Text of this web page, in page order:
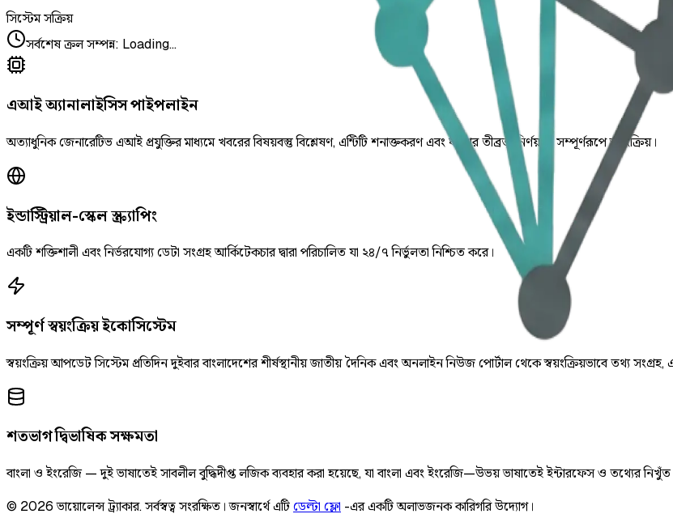
সিস্টেম সক্রিয়
সর্বশেষ ক্রল সম্পন্ন: Loading...
এআই অ্যানালাইসিস পাইপলাইন
অত্যাধুনিক জেনারেটিভ এআই প্রযুক্তির মাধ্যমে খবরের বিষয়বস্তু বিশ্লেষণ, এন্টিটি শনাক্তকরণ এবং ঘটনার তীব্রতা নির্ণয় যা সম্পূর্ণরূপে স্বয়ংক্রিয়।
ইন্ডাস্ট্রিয়াল-স্কেল স্ক্র্যাপিং
একটি শক্তিশালী এবং নির্ভরযোগ্য ডেটা সংগ্রহ আর্কিটেকচার দ্বারা পরিচালিত যা ২৪/৭ নির্ভুলতা নিশ্চিত করে।
সম্পূর্ণ স্বয়ংক্রিয় ইকোসিস্টেম
স্বয়ংক্রিয় আপডেট সিস্টেম প্রতিদিন দুইবার বাংলাদেশের শীর্ষস্থানীয় জাতীয় দৈনিক এবং অনলাইন নিউজ পোর্টাল থেকে স্বয়ংক্রিয়ভাবে তথ্য
শতভাগ দ্বিভাষিক সক্ষমতা
বাংলা ও ইংরেজি — দুই ভাষাতেই সাবলীল বুদ্ধিদীপ্ত লজিক ব্যবহার করা হয়েছে, যা বাংলা এবং ইংরেজি—উভয় ভাষাতেই ইন্টারফেস ও তথ্যের
© 2026 ভায়োলেন্স ট্র্যাকার.সর্বস্বত্ব সংরক্ষিত। জনস্বার্থে এটিডেল্টা ফ্লো -এর একটি অলাভজনক কারিগরি উদ্যোগ।